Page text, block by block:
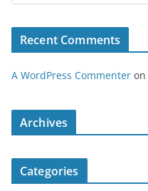
Recent Comments
A WordPress Commenter on
Archives
Categories